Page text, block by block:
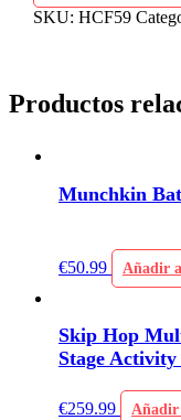
SKU: HCF59
Productos
Munchkin
€50.99 Añadir
Skip Hop
Stage
€259.99